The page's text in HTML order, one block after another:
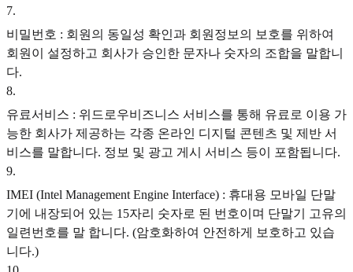
7.
비밀번호 : 회원의 동일성 확인과 회원정보의 보호를 위하여
회원이 설정하고 회사가 승인한 문자나 숫자의 조합을 말합니
다.
8.
유료서비스 : 위드로우비즈니스 서비스를 통해 유료로 이용 가
능한 회사가 제공하는 각종 온라인 디지털 콘텐츠 및 제반 서
비스를 말합니다. 정보 및 광고 게시 서비스 등이 포함됩니다.
9.
IMEI (Intel Management Engine Interface) : 휴대용 모바일 단말
기에 내장되어 있는 15자리 숫자로 된 번호이며 단말기 고유의
일련번호를 말 합니다. (암호화하여 안전하게 보호하고 있습
니다.)